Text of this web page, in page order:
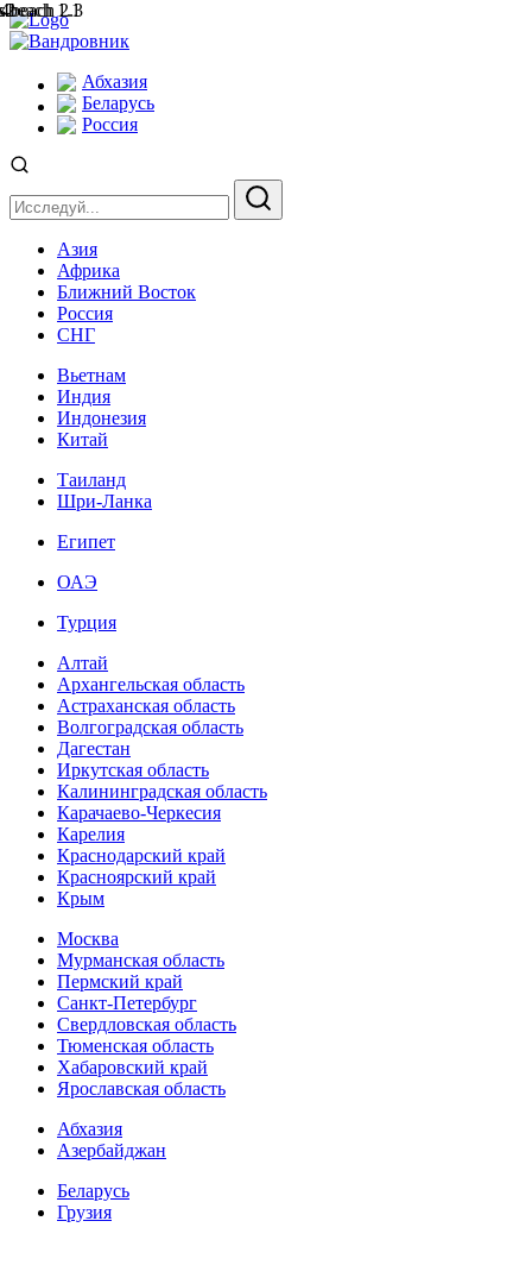
Абхазия
Беларусь
Россия
Азия
Африка
Ближний Восток
Россия
СНГ
Вьетнам
Индия
Индонезия
Китай
Таиланд
Шри-Ланка
Египет
ОАЭ
Турция
Алтай
Архангельская область
Астраханская область
Волгоградская область
Дагестан
Иркутская область
Калининградская область
Карачаево-Черкесия
Карелия
Краснодарский край
Красноярский край
Крым
Москва
Мурманская область
Пермский край
Санкт-Петербург
Свердловская область
Тюменская область
Хабаровский край
Ярославская область
Абхазия
Азербайджан
Беларусь
Грузия